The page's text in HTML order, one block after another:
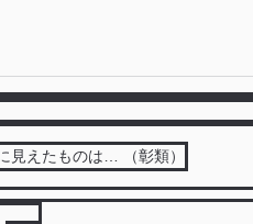
見えたものは… （彰類）